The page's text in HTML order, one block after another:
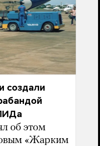
создали
об этом
«Жарким